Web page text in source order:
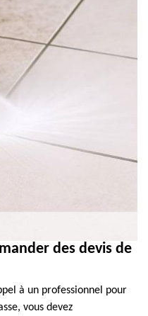
des devis de
à un professionnel pour
vous devez